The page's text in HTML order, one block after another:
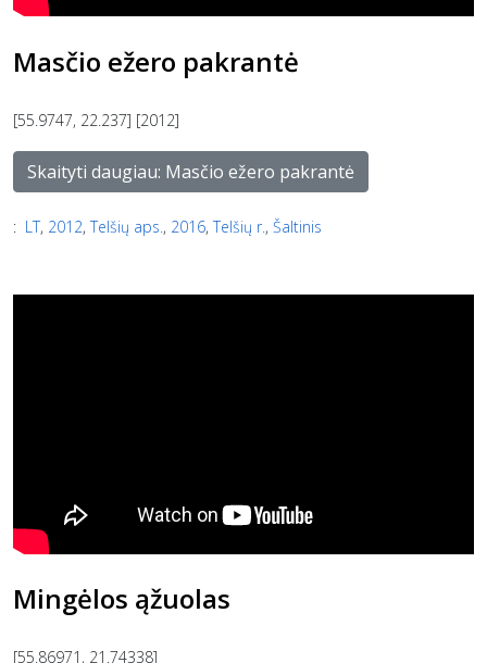
Masčio ežero pakrantė
[55.9747, 22.237] [2012]
Skaityti daugiau: Masčio ežero pakrantė
: LT, 2012, Telšių aps. , 2016, Telšių r., Šaltinis
Mingėlos ąžuolas
[55.86971, 21.74338]